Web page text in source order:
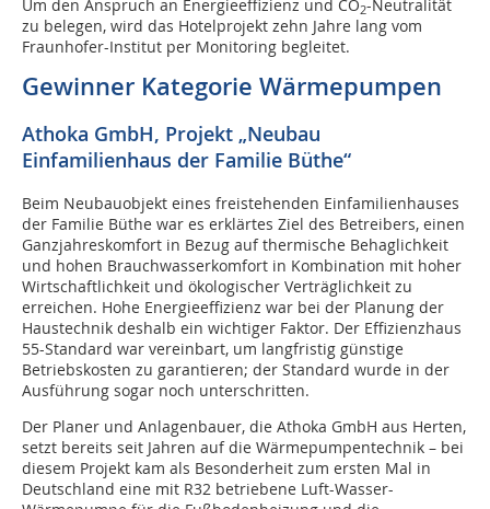
Um den Anspruch an Energieeffizienz und CO2-Neutralität
zu belegen, wird das Hotelprojekt zehn Jahre lang vom
Fraunhofer-Institut per Monitoring begleitet.
Gewinner Kategorie Wärmepumpen
Athoka GmbH, Projekt „Neubau
Einfamilienhaus der Familie Büthe“
Beim Neubauobjekt eines freistehenden Einfamilienhauses
der Familie Büthe war es erklärtes Ziel des Betreibers, einen
Ganzjahreskomfort in Bezug auf thermische Behaglichkeit
und hohen Brauchwasserkomfort in Kombination mit hoher
Wirtschaftlichkeit und ökologischer Verträglichkeit zu
erreichen. Hohe Energieeffizienz war bei der Planung der
Haustechnik deshalb ein wichtiger Faktor. Der Effizienzhaus
55-Standard war vereinbart, um langfristig günstige
Betriebskosten zu garantieren; der Standard wurde in der
Ausführung sogar noch unterschritten.
Der Planer und Anlagenbauer, die Athoka GmbH aus Herten,
setzt bereits seit Jahren auf die Wärmepumpentechnik – bei
diesem Projekt kam als Besonderheit zum ersten Mal in
Deutschland eine mit R32 betriebene Luft-Wasser-